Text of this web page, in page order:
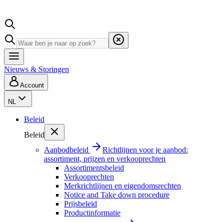
Nieuws & Storingen
Account
NL
Beleid
Beleid
Aanbodbeleid
Richtlijnen voor je aanbod:
assortiment, prijzen en verkooprechten
Assortimentsbeleid
Verkooprechten
Merkrichtlijnen en eigendomsrechten
Notice and Take down procedure
Prijsbeleid
Productinformatie